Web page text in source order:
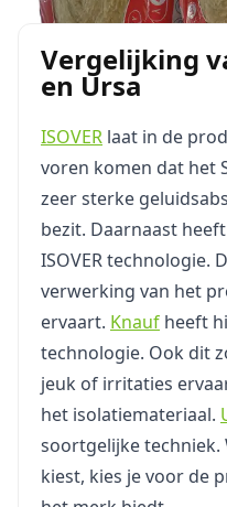
Vergelijking
en Ursa
ISOVER laat in de
voren komen dat het
zeer sterke
bezit. Daarnaast heeft
ISOVER technologie.
verwerking van het
ervaart. Knauf heeft
technologie. Ook dit
jeuk of irritaties
het isolatiemateriaal.
soortgelijke techniek.
kiest, kies je voor de